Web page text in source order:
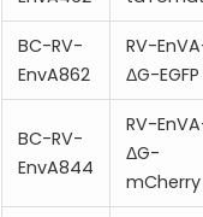
BC-RV-
EnvA862
RV-
ΔG-EGFP
BC-RV-
EnvA844
RV-
ΔG-
mCherry